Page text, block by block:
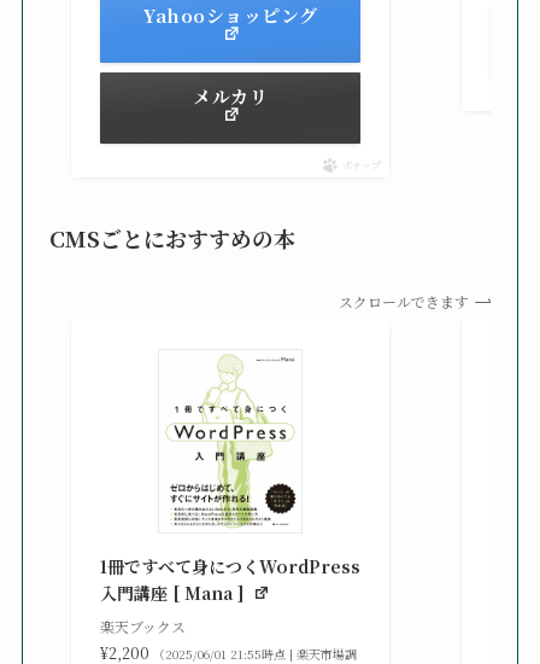
Yahooショッピング
メルカリ
ポチップ
CMSごとにおすすめの本
スクロールできます
1冊ですべて身につくWordPress
入門講座 [ Mana ]
楽天ブックス
¥2,200
（2025/06/01 21:55時点 | 楽天市場調